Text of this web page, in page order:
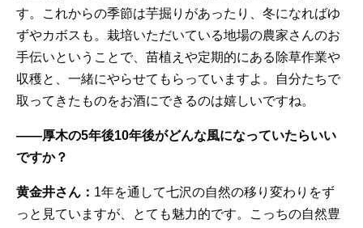
す。これからの季節は芋掘りがあったり、冬になればゆ
ずやカボスも。栽培いただいている地場の農家さんのお
手伝いということで、苗植えや定期的にある除草作業や
収穫と、一緒にやらせてもらっていますよ。自分たちで
取ってきたものをお酒にできるのは嬉しいですね。
——厚木の5年後10年後がどんな風になっていたらいい
ですか？
黄金井さん： 1年を通して七沢の自然の移り変わりをず
っと見ていますが、とても魅力的です。こっちの自然豊